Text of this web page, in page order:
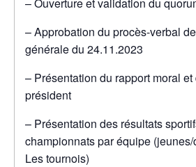
– Approbation du procès-verbal
générale du 24.11.2023
– Présentation du rapport moral et
président
– Présentation des résultats
championnats par équipe
Les tournois)